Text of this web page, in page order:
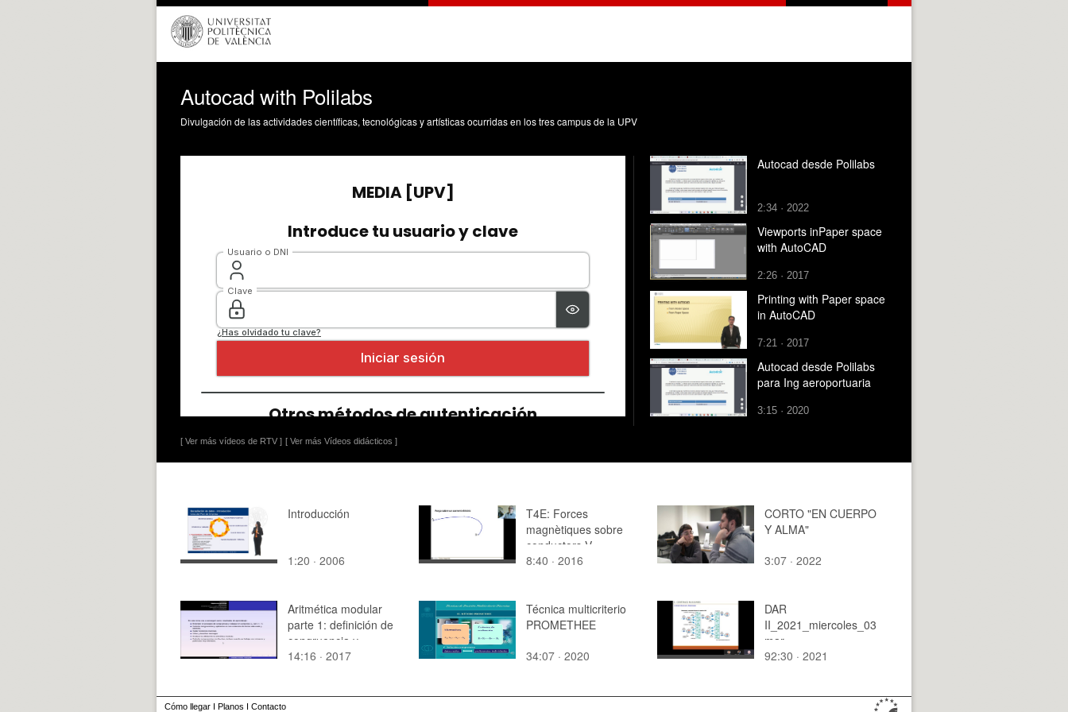
Autocad with Polilabs
Divulgación de las actividades científicas, tecnológicas y artísticas ocurridas en los tres campus de la UPV
[ Ver más vídeos de RTV ] [ Ver más Vídeos didácticos ]
Autocad desde Polilabs
2:34 · 2022
Viewports inPaper space
with AutoCAD
2:26 · 2017
Printing with Paper space
in AutoCAD
7:21 · 2017
Autocad desde Polilabs
para Ing aeroportuaria
3:15 · 2020
Introducción
1:20 · 2006
T4E: Forces
magnètiques sobre
conductors V
8:40 · 2016
CORTO "EN CUERPO
Y ALMA"
3:07 · 2022
Aritmética modular
parte 1: definición de
congruencia y
operaciones.
14:16 · 2017
Técnica multicriterio
PROMETHEE
34:07 · 2020
DAR
II_2021_miercoles_03
mar
92:30 · 2021
Cómo llegar I Planos I Contacto